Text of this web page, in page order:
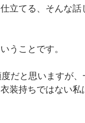
立てる、そんな話
うことです。
だと思いますが
装持ちではない